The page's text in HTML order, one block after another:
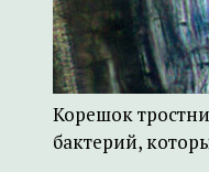
Корешок
бактерий,